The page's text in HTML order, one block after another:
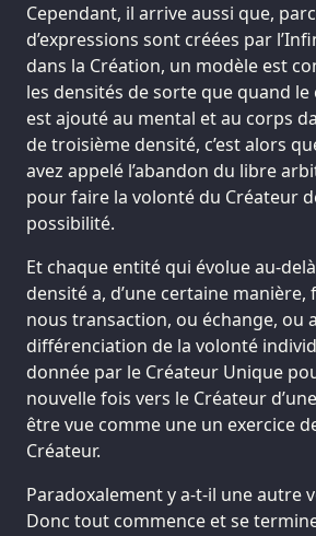
Cependant, il arrive aussi que,
d’expressions sont créées par
dans la Création, un modèle est
les densités de sorte que quand
est ajouté au mental et au corps
de troisième densité, c’est alors
avez appelé l’abandon du libre
pour faire la volonté du Créateur
possibilité.
Et chaque entité qui évolue au-
densité a, d’une certaine
nous transaction, ou échange, ou
différenciation de la volonté
donnée par le Créateur Unique
nouvelle fois vers le Créateur
être vue comme une un exercice
Créateur.
Paradoxalement y a-t-il une autre
Donc tout commence et se